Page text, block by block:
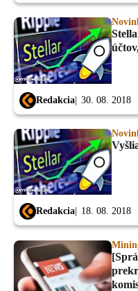
Redakcia 30. 08. 2018
Redakcia 18. 08. 2018